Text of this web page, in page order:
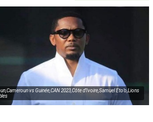
vs Guinée,CAN 2023,Côte d’Ivoire,Samuel Eto’o,Lions